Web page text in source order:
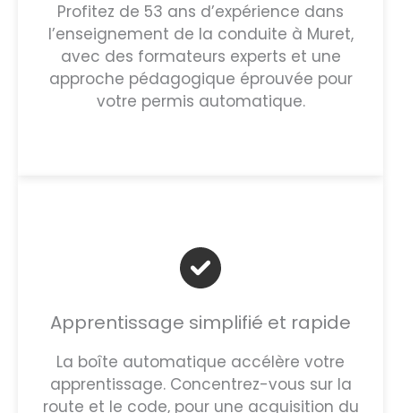
Profitez de 53 ans d’expérience dans
l’enseignement de la conduite à Muret,
avec des formateurs experts et une
approche pédagogique éprouvée pour
votre permis automatique.
Apprentissage simplifié et rapide
La boîte automatique accélère votre
apprentissage. Concentrez-vous sur la
route et le code, pour une acquisition du